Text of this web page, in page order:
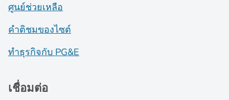
ศูนย์ช่วยเหลือ
คำติชมของไซต์
ทำธุรกิจกับ PG&E
เชื่อมต่อ